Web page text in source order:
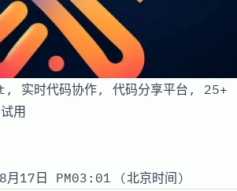
实时代码协作, 代码分享平台, 25+
用
月17日 PM03:01 (北京时间)